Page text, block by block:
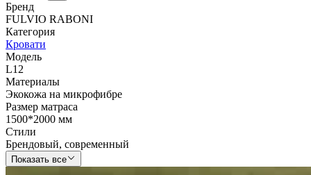
Бренд
FULVIO RABONI
Категория
Кровати
Модель
L12
Материалы
Экокожа на микрофибре
Размер матраса
1500*2000 мм
Стили
Брендовый, современный
Показать все